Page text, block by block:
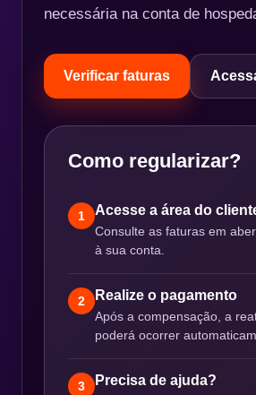
necessária na conta de
Verificar faturas
Como regularizar?
1 Acesse a área do
Consulte as faturas em
à sua conta.
2 Realize o pagamento
Após a compensação, a
poderá ocorrer
3 Precisa de ajuda?